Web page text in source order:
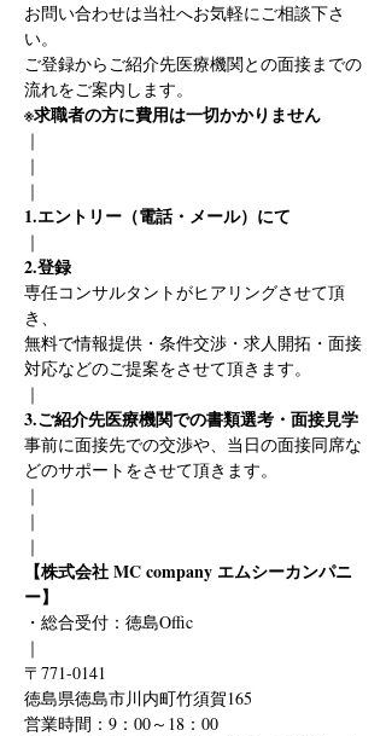
お問い合わせは当社へお気軽にご相談下さ
い。
ご登録からご紹介先医療機関との面接までの
流れをご案内します。
※求職者の方に費用は一切かかりません
｜
｜
｜
1.エントリー（電話・メール）にて
｜
2.登録
専任コンサルタントがヒアリングさせて頂
き、
無料で情報提供・条件交渉・求人開拓・面接
対応などのご提案をさせて頂きます。
｜
3.ご紹介先医療機関での書類選考・面接見学
事前に面接先での交渉や、当日の面接同席な
どのサポートをさせて頂きます。
｜
｜
｜
【株式会社 MC company エムシーカンパニ
ー】
・総合受付：徳島Offic
｜
〒771-0141
徳島県徳島市川内町竹須賀165
営業時間：9：00～18：00